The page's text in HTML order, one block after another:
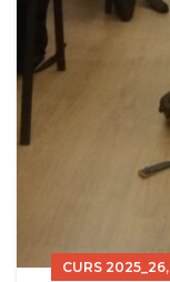
CURS 2025_26,